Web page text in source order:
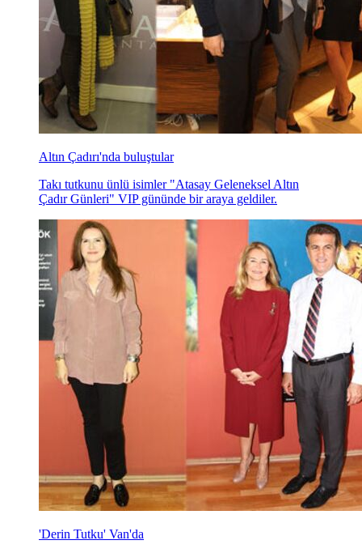
Altın Çadırı'nda buluştular
Takı tutkunu ünlü isimler "Atasay Geleneksel Altın
Çadır Günleri" VIP gününde bir araya geldiler.
'Derin Tutku' Van'da